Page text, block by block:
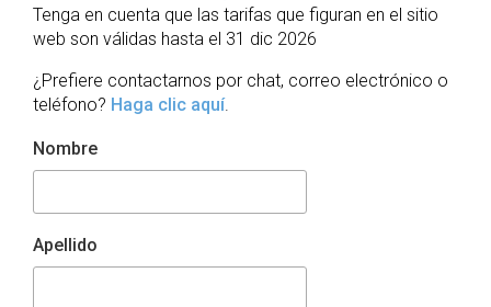
Tenga en cuenta que las tarifas que figuran en el sitio
web son válidas hasta el 31 dic 2026
¿Prefiere contactarnos por chat, correo electrónico o
teléfono? Haga clic aquí.
Nombre
Apellido